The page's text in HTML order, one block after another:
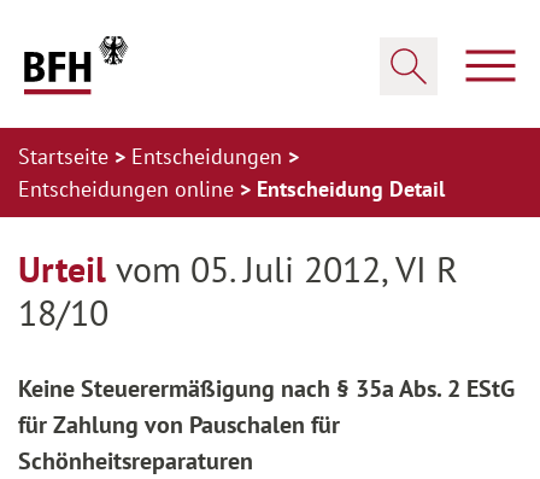
Startseite
Entscheidungen
Entscheidungen online
Entscheidung Detail
Urteil vom 05. Juli 2012, VI R
18/10
Keine Steuerermäßigung nach § 35a Abs. 2 EStG
für Zahlung von Pauschalen für
Schönheitsreparaturen